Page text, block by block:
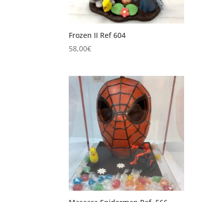
Frozen II Ref 604
58,00€